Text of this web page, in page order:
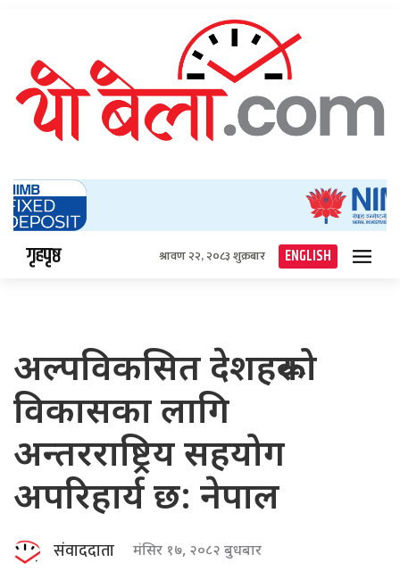
गृहपृष्ठ श्रावण २२, २०८३ शुक्रबार ENGLISH
अल्पविकसित देशहरूको
विकासका लागि
अन्तरराष्ट्रिय सहयोग
अपरिहार्य छ: नेपाल
संवाददाता मंसिर १७, २०८२ बुधबार